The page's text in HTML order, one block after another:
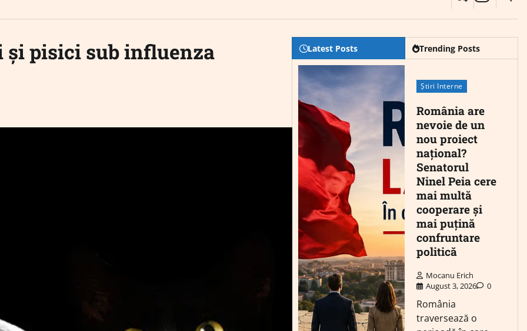
pisici sub influenza Latest Posts Trending Posts
Știri Interne
România are
nevoie de un
nou proiect
național?
Senatorul
Ninel Peia cere
mai multă
cooperare și
mai puțină
confruntare
politică
Mocanu Erich
August 3, 2026
0
România
traversează o